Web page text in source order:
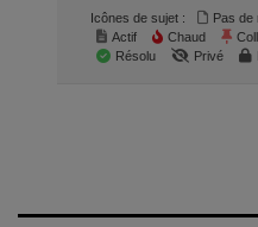
Icônes de sujet :
Pas de
Actif
Chaud
Résolu
Privé